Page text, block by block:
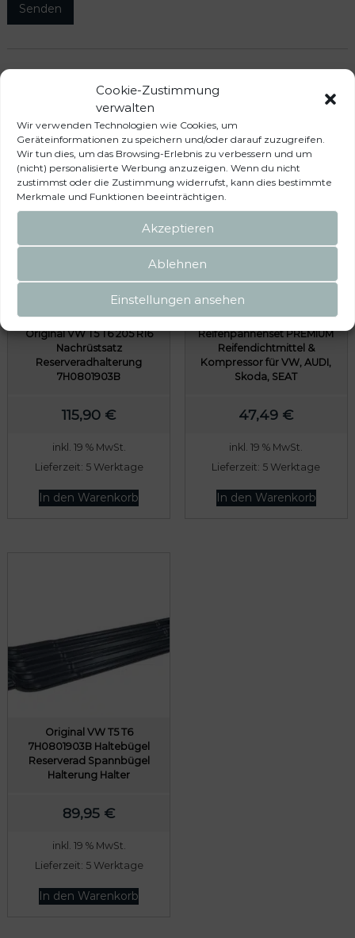
Cookie-Zustimmung
verwalten
Wir verwenden Technologien wie Cookies, um
Geräteinformationen zu speichern und/oder darauf zuzugreifen.
Wir tun dies, um das Browsing-Erlebnis zu verbessern und um
(nicht) personalisierte Werbung anzuzeigen. Wenn du nicht
zustimmst oder die Zustimmung widerrufst, kann dies bestimmte
Merkmale und Funktionen beeinträchtigen.
Akzeptieren
Ablehnen
Einstellungen ansehen
Das könnte dir auch
gefallen …
Original VW T5 T6 205 R16
Nachrüstsatz
Reserveradhalterung
7H0801903B
115,90 €
inkl. 19 % MwSt.
Lieferzeit: 5 Werktage
In den Warenkorb
Reifenpannenset PREMIUM
Reifendichtmittel &
Kompressor für VW, AUDI,
Skoda, SEAT
47,49 €
inkl. 19 % MwSt.
Lieferzeit: 5 Werktage
In den Warenkorb
Original VW T5 T6
7H0801903B Haltebügel
Reserverad Spannbügel
Halterung Halter
89,95 €
inkl. 19 % MwSt.
Lieferzeit: 5 Werktage
In den Warenkorb